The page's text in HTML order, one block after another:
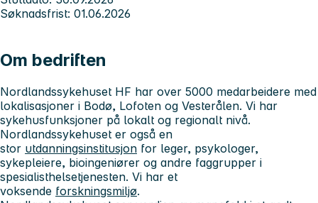
Søknadsfrist: 01.06.2026
Om bedriften
Nordlandssykehuset HF har over 5000 medarbeidere med
lokalisasjoner i Bodø, Lofoten og Vesterålen. Vi har
sykehusfunksjoner på lokalt og regionalt nivå.
Nordlandssykehuset er også en
stor utdanningsinstitusjon for leger, psykologer,
sykepleiere, bioingeniører og andre faggrupper i
spesialisthelsetjenesten. Vi har et
voksende forskningsmiljø.